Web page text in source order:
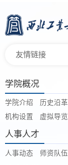
友情链接
学院概况
学院介绍 历史沿革
机构设置
虚拟导览
人事人才
人事动态 师资队伍